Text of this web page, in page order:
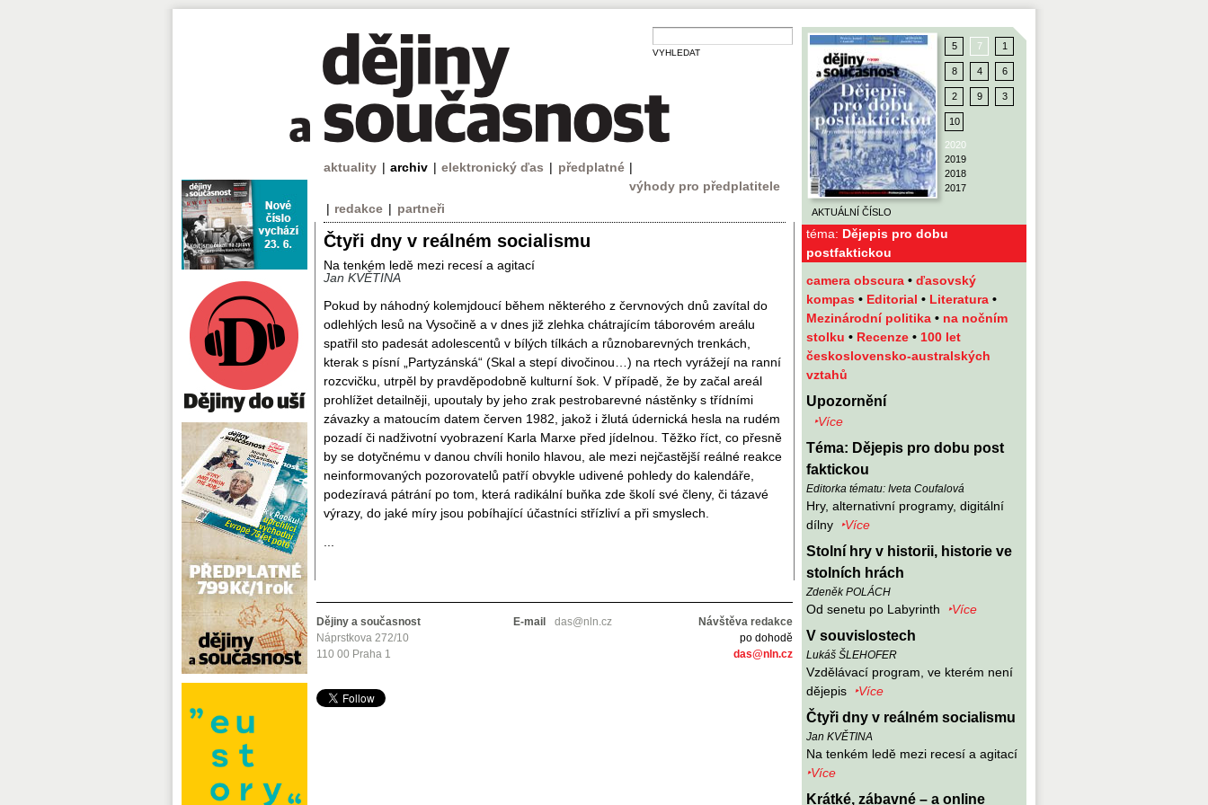
aktuality | archiv | elektronický ďas | předplatné |
výhody pro předplatitele
| redakce | partneři
VYHLEDAT
téma: Dějepis pro dobu
postfaktickou
AKTUÁLNÍ ČÍSLO
5 7 1
8 4 6
2 9 3
10
2020
2019
2018
2017
camera obscura • ďasovský
kompas • Editorial • Literatura •
Mezinárodní politika • na nočním
stolku • Recenze • 100 let
československo-australských
vztahů
Upozornění
‣Více
Téma: Dějepis pro dobu post
faktickou
Editorka tématu: Iveta Coufalová
Hry, alternativní programy, digitální
dílny
‣Více
Stolní hry v historii, historie ve
stolních hrách
Zdeněk POLÁCH
Od senetu po Labyrinth ‣Více
V souvislostech
Lukáš ŠLEHOFER
Vzdělávací program, ve kterém není
dějepis
‣Více
Čtyři dny v reálném socialismu
Jan KVĚTINA
Na tenkém ledě mezi recesí a agitací
‣Více
Krátké, zábavné – a online
Čtyři dny v reálném socialismu
Na tenkém ledě mezi recesí a agitací
Jan KVĚTINA
Pokud by náhodný kolemjdoucí během některého z červnových dnů zavítal do
odlehlých lesů na Vysočině a v dnes již zlehka chátrajícím táborovém areálu
spatřil sto padesát adolescentů v bílých tílkách a různobarevných trenkách,
kterak s písní „Partyzánská“ (Skal a stepí divočinou…) na rtech vyrážejí na ranní
rozcvičku, utrpěl by pravděpodobně kulturní šok. V případě, že by začal areál
prohlížet detailněji, upoutaly by jeho zrak pestrobarevné nástěnky s třídními
závazky a matoucím datem červen 1982, jakož i žlutá údernická hesla na rudém
pozadí či nadživotní vyobrazení Karla Marxe před jídelnou. Těžko říct, co přesně
by se dotyčnému v danou chvíli honilo hlavou, ale mezi nejčastější reálné reakce
neinformovaných pozorovatelů patří obvykle udivené pohledy do kalendáře,
podezíravá pátrání po tom, která radikální buňka zde školí své členy, či tázavé
výrazy, do jaké míry jsou pobíhající účastníci střízliví a při smyslech.
Dějiny a současnost
Náprstkova 272/10
110 00 Praha 1
E-mail das@nln.cz
Návštěva redakce
po dohodě
das@nln.cz